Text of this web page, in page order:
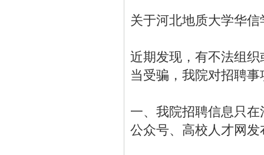
关于河北地质大学华
近期发现，有不法组
当受骗，我院对招聘
一、我院招聘信息只
公众号、高校人才网发